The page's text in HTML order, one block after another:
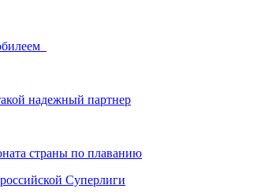
надежный партнер
страны по плаванию
Суперлиги